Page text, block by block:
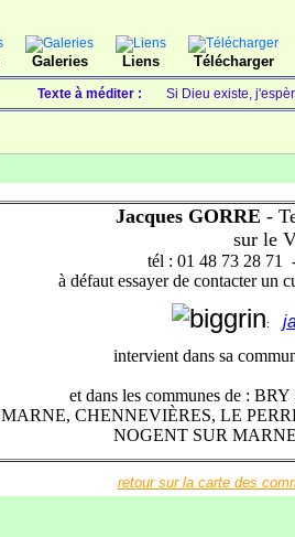
Galeries Liens Télécharger
Texte à méditer : Si Dieu existe,
Jacques GORRE -
sur le
tél : 01 48 73 28 71
à défaut essayer de contacter un
:
intervient dans sa
et dans les communes de :
MARNE, CHENNEVIÈRES, LE
NOGENT SUR
retour sur la carte des